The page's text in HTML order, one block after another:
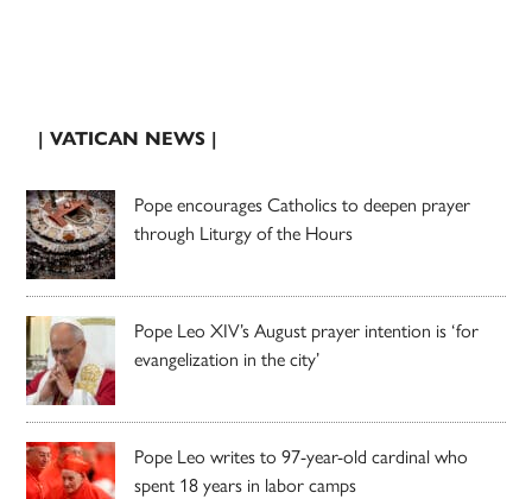
| VATICAN NEWS |
Pope encourages Catholics to deepen prayer
through Liturgy of the Hours
Pope Leo XIV’s August prayer intention is ‘for
evangelization in the city’
Pope Leo writes to 97-year-old cardinal who
spent 18 years in labor camps